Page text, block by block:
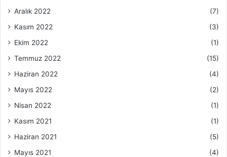
Aralık 2022
(7)
Kasım 2022
(3)
Ekim 2022
(1)
Temmuz 2022
(15)
Haziran 2022
(4)
Mayıs 2022
(2)
Nisan 2022
(1)
Kasım 2021
(1)
Haziran 2021
(5)
Mayıs 2021
(4)